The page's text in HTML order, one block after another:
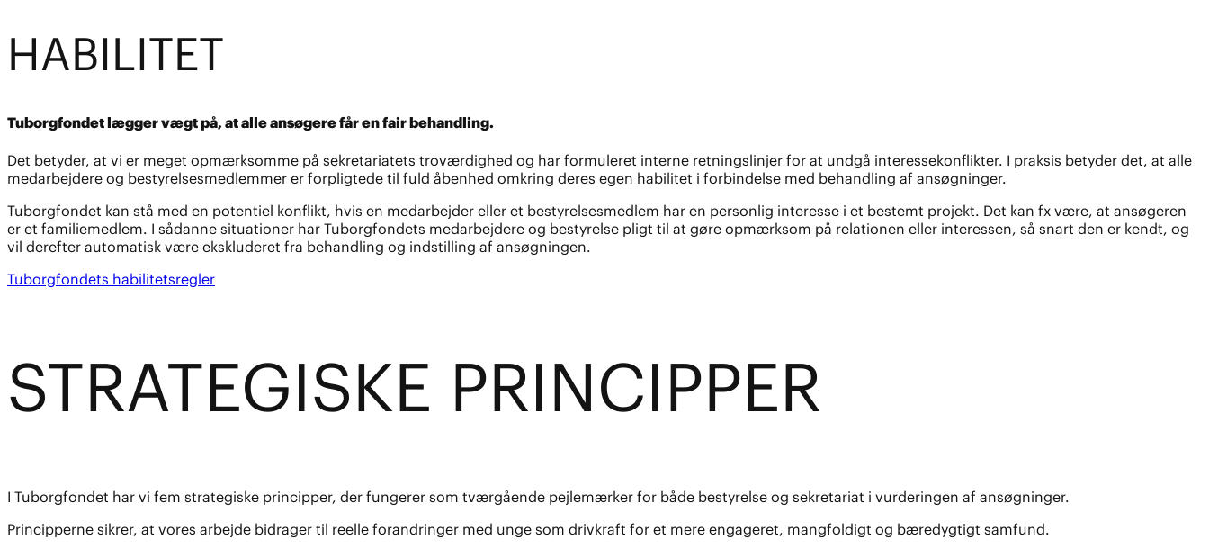
HABILITET
Tuborgfondet lægger vægt på, at alle ansøgere får en fair behandling.
Det betyder, at vi er meget opmærksomme på sekretariatets troværdighed og har formuleret interne retningslinjer for at undgå interessekonflikter. I praksis betyder det, at alle
medarbejdere og bestyrelsesmedlemmer er forpligtede til fuld åbenhed omkring deres egen habilitet i forbindelse med behandling af ansøgninger.
Tuborgfondet kan stå med en potentiel konflikt, hvis en medarbejder eller et bestyrelsesmedlem har en personlig interesse i et bestemt projekt. Det kan fx være, at ansøgeren
er et familiemedlem. I sådanne situationer har Tuborgfondets medarbejdere og bestyrelse pligt til at gøre opmærksom på relationen eller interessen, så snart den er kendt, og
vil derefter automatisk være ekskluderet fra behandling og indstilling af ansøgningen.
Tuborgfondets habilitetsregler
STRATEGISKE PRIN­CIPPER
I Tuborgfondet har vi fem strategiske principper, der fungerer som tværgående pejlemærker for både bestyrelse og sekretariat i vurderingen af ansøgninger.
Principperne sikrer, at vores arbejde bidrager til reelle forandringer med unge som drivkraft for et mere engageret, mangfoldigt og bæredygtigt samfund.